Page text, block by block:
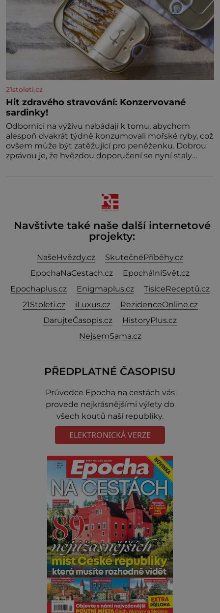
21stoleti.cz
Hit zdravého stravování: Konzervované
sardinky!
Odborníci na výživu nabádají k tomu, abychom
alespoň dvakrát týdně konzumovali mořské ryby, což
ovšem může být zatěžující pro peněženku. Dobrou
zprávou je, že hvězdou doporučení se nyní staly
Navštivte také naše další internetové
projekty:
NašeHvězdy.cz
SkutečnéPříběhy.cz
EpochaNaCestach.cz
EpochálníSvět.cz
Epochaplus.cz
Enigmaplus.cz
TisíceReceptů.cz
21Stoleti.cz
iLuxus.cz
RezidenceOnline.cz
DarujteČasopis.cz
HistoryPlus.cz
NejsemSama.cz
PŘEDPLATNÉ ČASOPISU
Prúvodce Epocha na cestách vás
provede nejkrásnějšími výlety do
všech koutů naší republiky.
ELEKTRONICKÁ VERZE